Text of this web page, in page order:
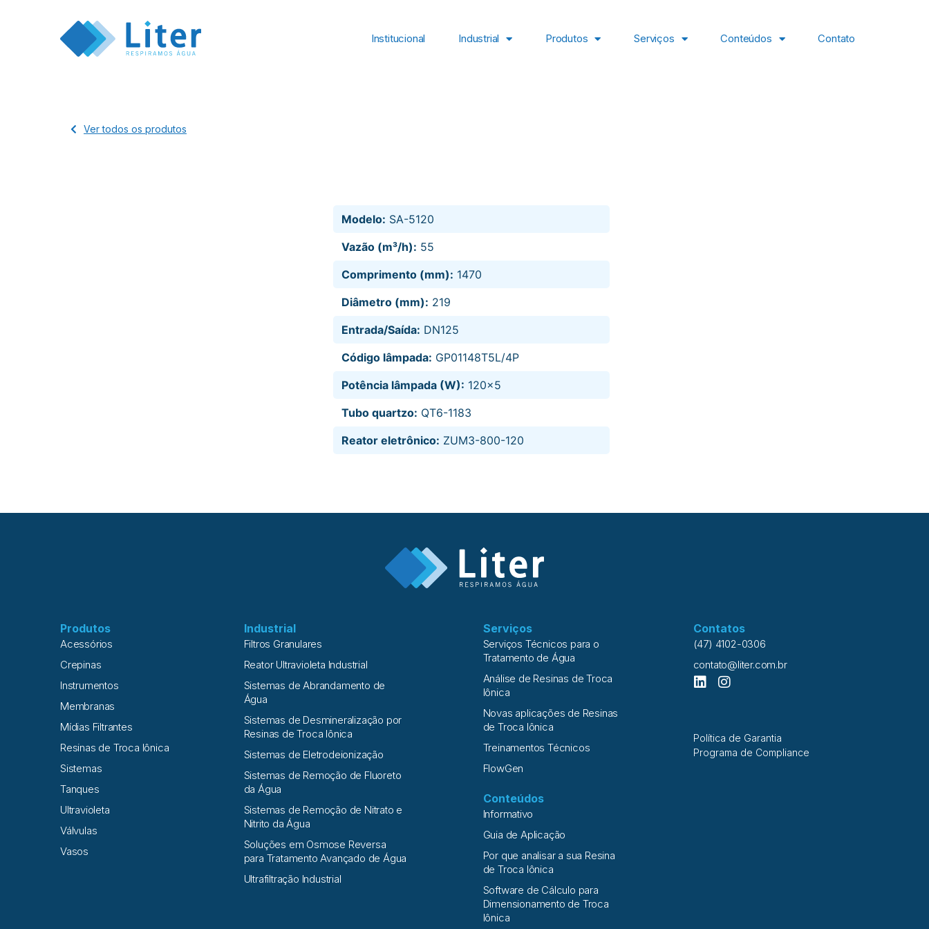
Institucional Industrial Produtos Serviços Conteúdos Contato
Ver todos os produtos
Modelo: SA-5120
Vazão (m³/h): 55
Comprimento (mm): 1470
Diâmetro (mm): 219
Entrada/Saída: DN125
Código lâmpada: GP01148T5L/4P
Potência lâmpada (W): 120x5
Tubo quartzo: QT6-1183
Reator eletrônico: ZUM3-800-120
Produtos
Acessórios
Crepinas
Instrumentos
Membranas
Mídias Filtrantes
Resinas de Troca Iônica
Sistemas
Tanques
Ultravioleta
Válvulas
Vasos
Industrial
Filtros Granulares
Reator Ultravioleta Industrial
Sistemas de Abrandamento de
Água
Sistemas de Desmineralização por
Resinas de Troca Iônica
Sistemas de Eletrodeionização
Sistemas de Remoção de Fluoreto
da Água
Sistemas de Remoção de Nitrato e
Nitrito da Água
Soluções em Osmose Reversa
para Tratamento Avançado de Água
Ultrafiltração Industrial
Serviços
Serviços Técnicos para o
Tratamento de Água
Análise de Resinas de Troca
Iônica
Novas aplicações de Resinas
de Troca Iônica
Treinamentos Técnicos
FlowGen
Conteúdos
Informativo
Guia de Aplicação
Por que analisar a sua Resina
de Troca Iônica
Software de Cálculo para
Dimensionamento de Troca
Iônica
Contatos
(47) 4102-0306
contato@liter.com.br
Política de Garantia
Programa de Compliance